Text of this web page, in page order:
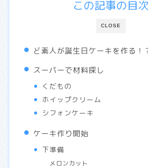
CLOSE
この記事の目次
ど素人が誕生日ケーキを作る！
スーパーで材料探し
くだもの
ホイップクリーム
シフォンケーキ
ケーキ作り開始
下準備
メロンカット